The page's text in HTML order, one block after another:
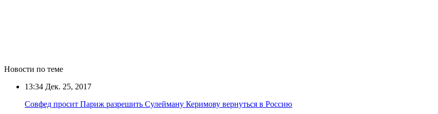
Новости по теме
13:34 Дек. 25, 2017
Совфед просит Париж разрешить Сулейману Керимову вернуться в Россию